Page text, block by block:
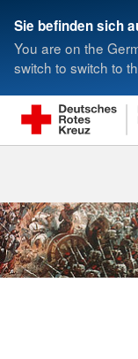
Sie befinden sich
You are on the
switch to switch to